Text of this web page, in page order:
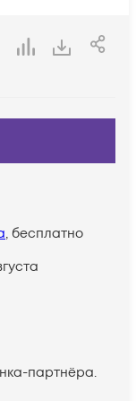
, бесплатно
партнёра.